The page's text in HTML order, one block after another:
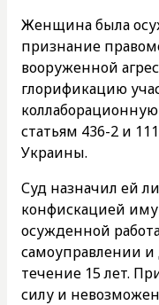
Женщина была
признание
вооруженной
глорификацию
коллаборационную
статьям 436-2 и
Украины.
Суд назначил ей
конфискацией
осужденной
самоуправлении
течение 15 лет.
силу и